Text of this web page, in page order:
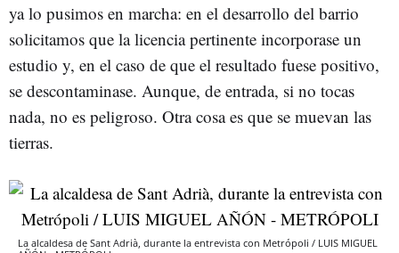
ya lo pusimos en marcha: en el desarrollo del barrio
solicitamos que la licencia pertinente incorporase un
estudio y, en el caso de que el resultado fuese positivo,
se descontaminase. Aunque, de entrada, si no tocas
nada, no es peligroso. Otra cosa es que se muevan las
tierras.
La alcaldesa de Sant Adrià, durante la entrevista con Metrópoli / LUIS MIGUEL